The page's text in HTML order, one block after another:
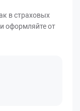
в страховых
оформляйте от